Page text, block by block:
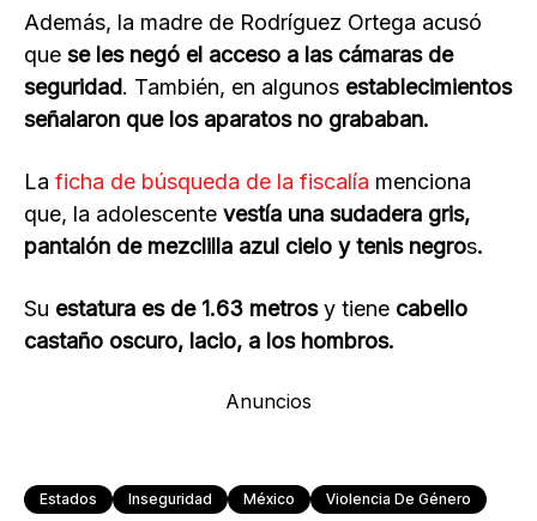
Además, la madre de Rodríguez Ortega acusó
que se les negó el acceso a las cámaras de
seguridad. También, en algunos establecimientos
señalaron que los aparatos no grababan.
La ficha de búsqueda de la fiscalía menciona
que, la adolescente vestía una sudadera gris,
pantalón de mezclilla azul cielo y tenis negros.
Su estatura es de 1.63 metrosy tiene cabello
castaño oscuro, lacio, a los hombros.
Anuncios
Estados Inseguridad México Violencia De Género